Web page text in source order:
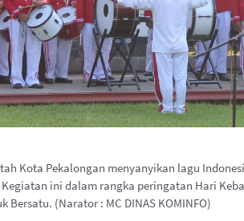
Kota Pekalongan menyanyikan lagu
Kegiatan ini dalam rangka peringatan Hari
(Narator : MC DINAS KOMINFO)